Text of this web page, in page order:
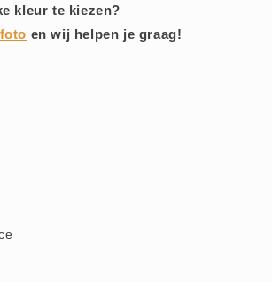
kleur te kiezen?
en wij helpen je graag!